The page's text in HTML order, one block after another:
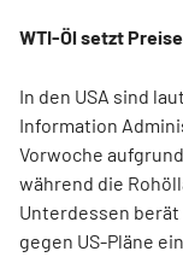
WTI-Öl setzt
In den USA sind
Information
Vorwoche
während die
Unterdessen berät
gegen US-Pläne